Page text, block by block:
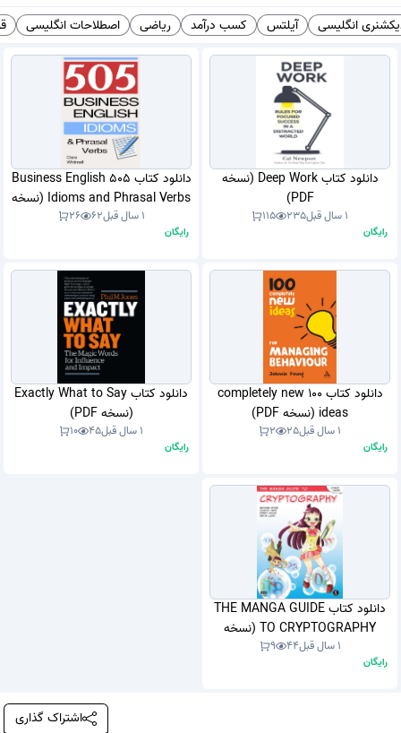
انگلیسی آیلتس کسب درآمد ریاضی اصطلاحات انگلیسی
دانلود کتاب Deep Work (نسخه
PDF)
1 سال قبل 235
115
رایگان
دانلود کتاب 505 Business English
Idioms and Phrasal Verbs (نسخه
PDF)
1 سال قبل 62
26
رایگان
دانلود کتاب 100 completely new
ideas (نسخه PDF)
1 سال قبل 25
2
رایگان
دانلود کتاب Exactly What to Say
(نسخه PDF)
1 سال قبل 45
10
رایگان
دانلود کتاب THE MANGA GUIDE
TO CRYPTOGRAPHY (نسخه
PDF)
1 سال قبل 44
9
رایگان
اشتراک گذاری